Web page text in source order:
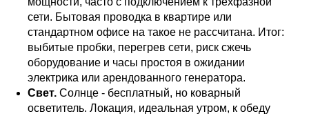
сети. Бытовая проводка в квартире или
стандартном офисе на такое не рассчитана. Итог:
выбитые пробки, перегрев сети, риск сжечь
оборудование и часы простоя в ожидании
электрика или арендованного генератора.
Свет. Солнце - бесплатный, но коварный
осветитель. Локация, идеальная утром, к обеду